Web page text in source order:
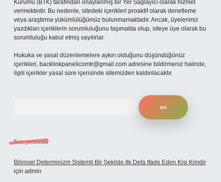
Kurumu (BTK) tarafından onaylanmış bir Yer Sağlayıcı olarak hizmet
vermektedir. Bu nedenle, sitedeki içerikleri proaktif olarak denetleme
veya araştırma yükümlülüğümüz bulunmamaktadır. Ancak, üyelerimiz
yazdıkları içeriklerin sorumluluğunu taşımakta olup, siteye üye olarak bu
sorumluluğu kabul etmiş sayılırlar.
Hukuka ve yasal düzenlemelere aykırı olduğunu düşündüğünüz
içerikleri, backlinkpanelicomtr@gmail.com adresine bildirmeniz halinde,
ilgili içerikler yasal süre içerisinde sitemizden kaldırılacaktır.
Son yorumlar
Bilimsel Determinizm Sistemli Bir Şekilde Ilk Defa Ifade Eden Kişi Kimdir
için admin